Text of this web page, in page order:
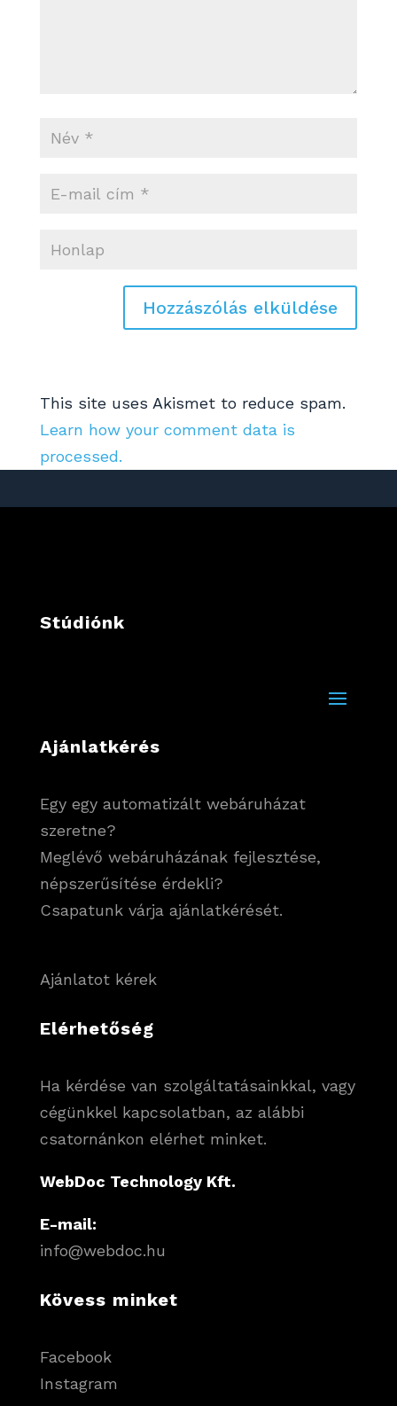
This site uses Akismet to reduce spam.
Learn how your comment data is
processed.
Stúdiónk
Ajánlatkérés
Egy egy automatizált webáruházat
szeretne?
Meglévő webáruházának fejlesztése,
népszerűsítése érdekli?
Csapatunk várja ajánlatkérését.
Ajánlatot kérek
Elérhetőség
Ha kérdése van szolgáltatásainkkal, vagy
cégünkkel kapcsolatban, az alábbi
csatornánkon elérhet minket.
WebDoc Technology Kft.
E-mail:
info@webdoc.hu
Kövess minket
Facebook
Instagram